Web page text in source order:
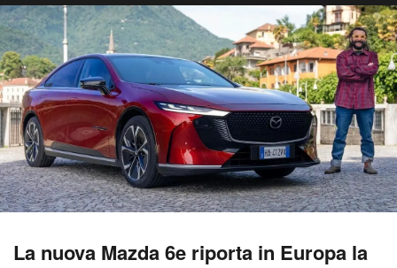
La nuova Mazda 6e riporta in Europa la